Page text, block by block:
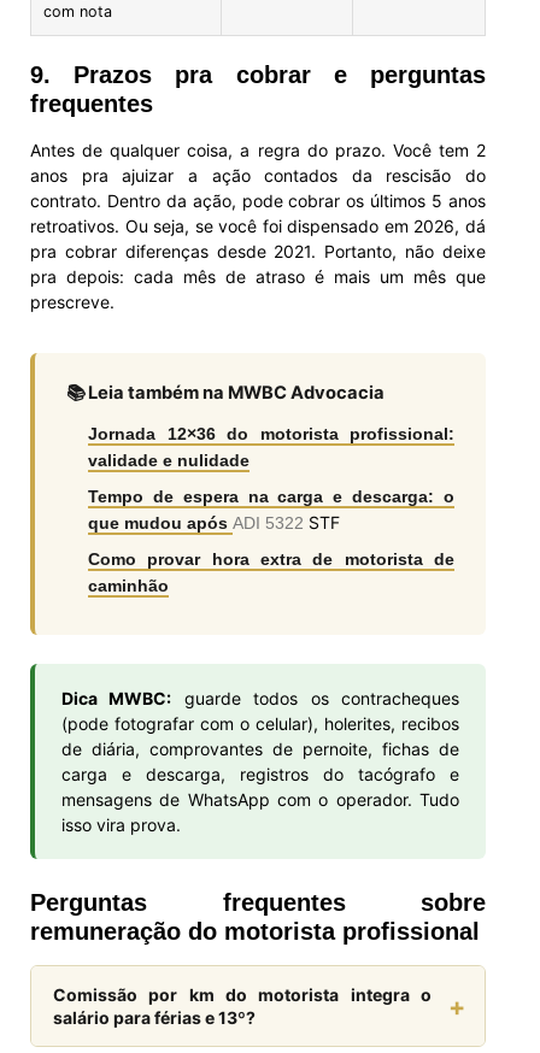
com nota
9. Prazos pra cobrar e perguntas
frequentes
Antes de qualquer coisa, a regra do prazo. Você tem 2
anos pra ajuizar a ação contados da rescisão do
contrato. Dentro da ação, pode cobrar os últimos 5 anos
retroativos. Ou seja, se você foi dispensado em 2026, dá
pra cobrar diferenças desde 2021. Portanto, não deixe
pra depois: cada mês de atraso é mais um mês que
prescreve.
📚 Leia também na MWBC Advocacia
Jornada 12×36 do motorista profissional:
validade e nulidade
Tempo de espera na carga e descarga: o
que mudou após ADI 5322 STF
Como provar hora extra de motorista de
caminhão
Dica MWBC: guarde todos os contracheques
(pode fotografar com o celular), holerites, recibos
de diária, comprovantes de pernoite, fichas de
carga e descarga, registros do tacógrafo e
mensagens de WhatsApp com o operador. Tudo
isso vira prova.
Perguntas frequentes sobre
remuneração do motorista profissional
Comissão por km do motorista integra o
salário para férias e 13º?
+